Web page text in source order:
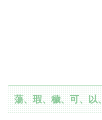
蕩、瑕、穢、可、以